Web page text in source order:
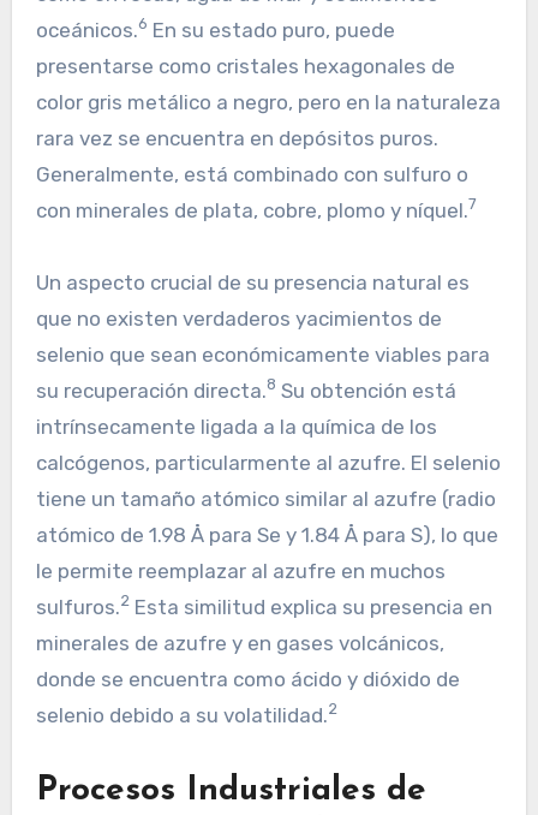
oceánicos.6 En su estado puro, puede
presentarse como cristales hexagonales de
color gris metálico a negro, pero en la naturaleza
rara vez se encuentra en depósitos puros.
Generalmente, está combinado con sulfuro o
con minerales de plata, cobre, plomo y níquel.7
Un aspecto crucial de su presencia natural es
que no existen verdaderos yacimientos de
selenio que sean económicamente viables para
su recuperación directa.8 Su obtención está
intrínsecamente ligada a la química de los
calcógenos, particularmente al azufre. El selenio
tiene un tamaño atómico similar al azufre (radio
atómico de 1.98 Å para Se y 1.84 Å para S), lo que
le permite reemplazar al azufre en muchos
sulfuros.2Esta similitud explica su presencia en
minerales de azufre y en gases volcánicos,
donde se encuentra como ácido y dióxido de
selenio debido a su volatilidad.2
Procesos Industriales de